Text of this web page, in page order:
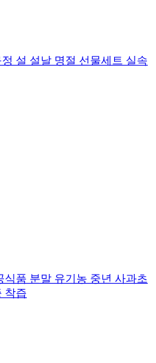
설 설날 명절 선물세트 실속
품 분말 유기농 중년 사과초
착즙